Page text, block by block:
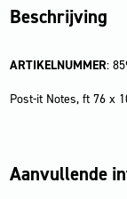
Beschrijving
ARTIKELNUMMER:
Post-it Notes, ft 76 x
Aanvullende